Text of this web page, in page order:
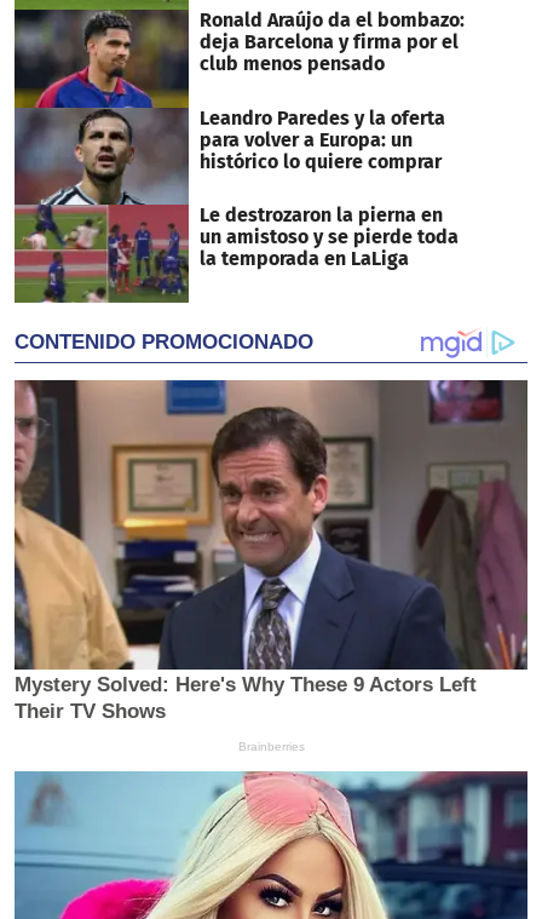
Ronald Araújo da el bombazo:
deja Barcelona y firma por el
club menos pensado
Leandro Paredes y la oferta
para volver a Europa: un
histórico lo quiere comprar
Le destrozaron la pierna en
un amistoso y se pierde toda
la temporada en LaLiga